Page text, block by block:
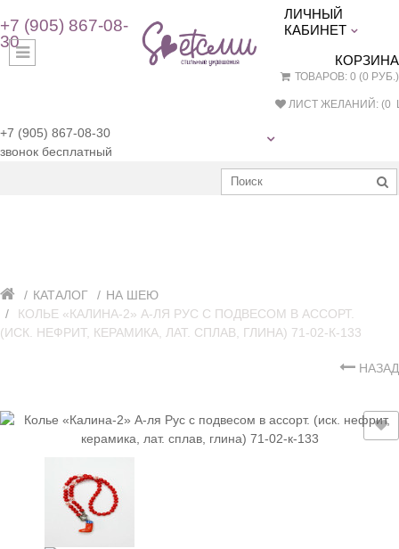
+7 (905) 867-08-
30
ЛИЧНЫЙ
КАБИНЕТ
КОРЗИНА
ТОВАРОВ: 0 (0 РУБ.)
ЛИСТ ЖЕЛАНИЙ: (0
+7 (905) 867-08-30
звонок бесплатный
КАТАЛОГ
НА ШЕЮ
КОЛЬЕ «КАЛИНА-2» А-ЛЯ РУС С ПОДВЕСОМ В АССОРТ.
(ИСК. НЕФРИТ, КЕРАМИКА, ЛАТ. СПЛАВ, ГЛИНА) 71-02-К-133
НАЗАД